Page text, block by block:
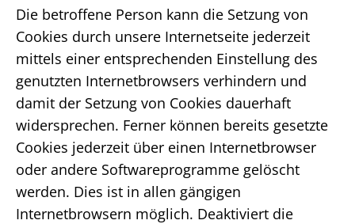
Die betroffene Person kann die Setzung von
Cookies durch unsere Internetseite jederzeit
mittels einer entsprechenden Einstellung des
genutzten Internetbrowsers verhindern und
damit der Setzung von Cookies dauerhaft
widersprechen. Ferner können bereits gesetzte
Cookies jederzeit über einen Internetbrowser
oder andere Softwareprogramme gelöscht
werden. Dies ist in allen gängigen
Internetbrowsern möglich. Deaktiviert die